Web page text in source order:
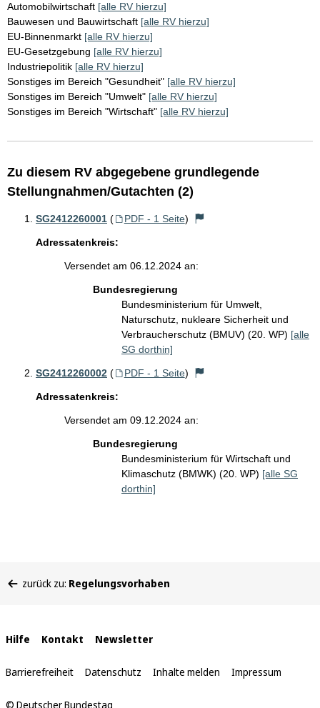
Automobilwirtschaft [alle RV hierzu]
Bauwesen und Bauwirtschaft [alle RV hierzu]
EU-Binnenmarkt [alle RV hierzu]
EU-Gesetzgebung [alle RV hierzu]
Industriepolitik [alle RV hierzu]
Sonstiges im Bereich "Gesundheit" [alle RV hierzu]
Sonstiges im Bereich "Umwelt" [alle RV hierzu]
Sonstiges im Bereich "Wirtschaft" [alle RV hierzu]
Zu diesem RV abgegebene grundlegende
Stellungnahmen/Gutachten (2)
SG2412260001 ( PDF - 1 Seite)
Adressatenkreis:
Versendet am 06.12.2024 an:
Bundesregierung
Bundesministerium für Umwelt,
Naturschutz, nukleare Sicherheit und
Verbraucherschutz (BMUV) (20. WP) [alle
SG dorthin]
SG2412260002 ( PDF - 1 Seite)
Adressatenkreis:
Versendet am 09.12.2024 an:
Bundesregierung
Bundesministerium für Wirtschaft und
Klimaschutz (BMWK) (20. WP) [alle SG
dorthin]
befinden
zurück zu: Regelungsvorhaben
Interne
Links
Hilfe Kontakt Newsletter
Barrierefreiheit Datenschutz Inhalte melden Impressum
© Deutscher Bundestag